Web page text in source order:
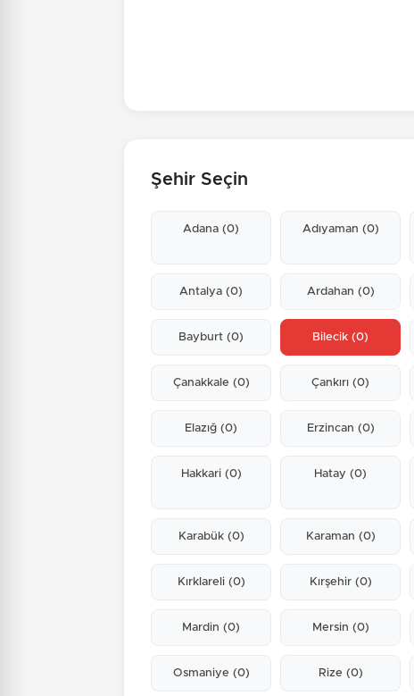
Şehir Seçin
Adana(0) Adıyaman (0)
Antalya(0) Ardahan (0)
Bayburt(0) Bilecik(0)
Çanakkale (0) Çankırı(0)
Elazığ(0) Erzincan (0)
Hakkari (0) Hatay(0)
Karabük (0) Karaman (0)
Kırklareli (0) Kırşehir (0)
Mardin(0) Mersin (0)
Osmaniye (0) Rize (0)